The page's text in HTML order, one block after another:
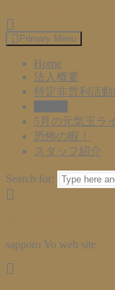
Primary Menu
Home
法人概要
特定非営利活
5月の元気玉ラ
恐怖の暇！
スタッフ紹介
Search for:
sapporo Vo web site